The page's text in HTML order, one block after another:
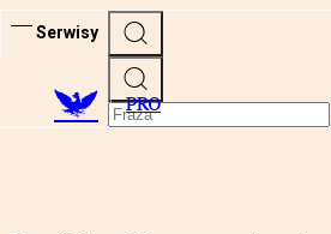
Serwisy
PRO